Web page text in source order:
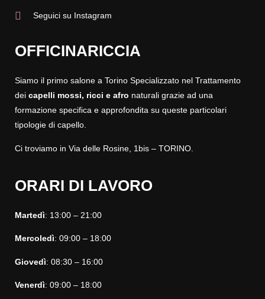
Seguici su Instagram
OFFICINARICCIA
Siamo il primo salone a Torino Specializzato nel Trattamento
dei capelli mossi, ricci e afro naturali grazie ad una
formazione specifica e approfondita su queste particolari
tipologie di capello.
Ci troviamo in Via delle Rosine, 1bis – TORINO.
ORARI DI LAVORO
Martedì: 13:00 – 21:00
Mercoledì: 09:00 – 18:00
Giovedì: 08:30 – 16:00
Venerdì: 09:00 – 18:00